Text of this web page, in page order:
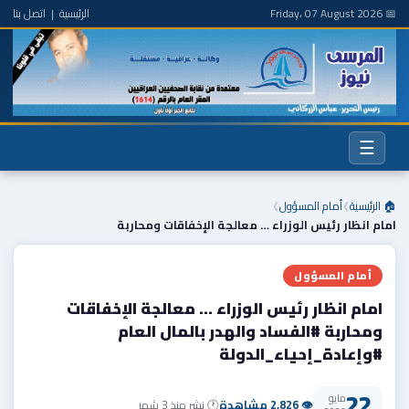
📅 Friday، 07 August 2026 الرئيسية | اتصل بنا
☰
🏠 الرئيسية❯أمام المسؤول❯
امام انظار رئيس الوزراء … معالجة الإخفاقات ومحاربة
أمام المسؤول
امام انظار رئيس الوزراء … معالجة الإخفاقات
ومحاربة #الفساد والهدر بالمال العام
#وإعادة_إحياء_الدولة
مايو